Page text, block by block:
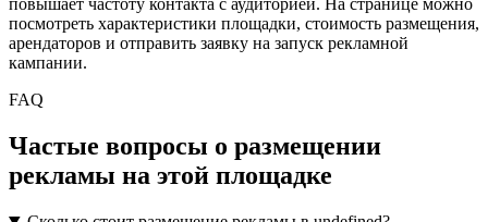
повышает частоту контакта с аудиторией. На странице можно
посмотреть характеристики площадки, стоимость размещения,
арендаторов и отправить заявку на запуск рекламной
кампании.
FAQ
Частые вопросы о размещении
рекламы на этой площадке